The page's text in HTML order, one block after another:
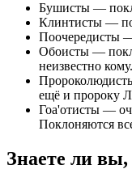
Бушисты —
Клинтисты —
Поочередисты
Обоисты —
неизвестно кому.
ещё и пророку
Гоа'отисты —
Поклоняются
Знаете ли вы,